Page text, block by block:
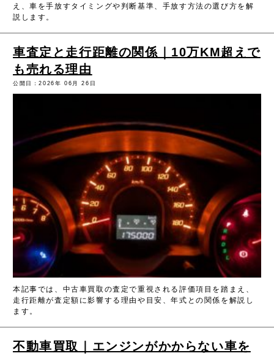
え、車を手放すタイミングや判断基準、手放す方法の選び方を解
説します。
車査定と走行距離の関係｜10万KM超えで
も売れる理由
公開日：2026年 06月 26日
本記事では、中古車買取の査定で重視される評価項目を踏まえ、
走行距離が査定額に影響する理由や目安、年式との関係を解説し
ます。
不動車買取｜エンジンがかからない車を